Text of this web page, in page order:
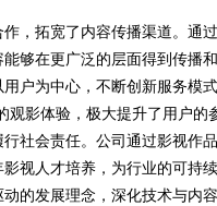
，拓宽了内容传播渠道。通
够在更广泛的层面得到传播
户为中心，不断创新服务模
观影体验，极大提升了用户的
社会责任。公司通过影视作
视人才培养，为行业的可持
的发展理念，深化技术与内